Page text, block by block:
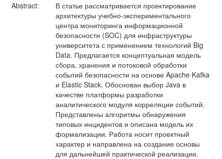
Abstract:
В статье рассматривается проектирование
архитектуры учебно-экспериментального
центра мониторинга информационной
безопасности (SOC) для инфраструктуры
университета с применением технологий Big
Data. Предлагается концептуальная модель
сбора, хранения и потоковой обработки
событий безопасности на основе Apache Kafka
и Elastic Stack. Обоснован выбор Java в
качестве платформы разработки
аналитического модуля корреляции событий.
Представлены алгоритмы обнаружения
типовых инцидентов и описана модель их
формализации. Работа носит проектный
характер и направлена на создание основы
для дальнейшей практической реализации.